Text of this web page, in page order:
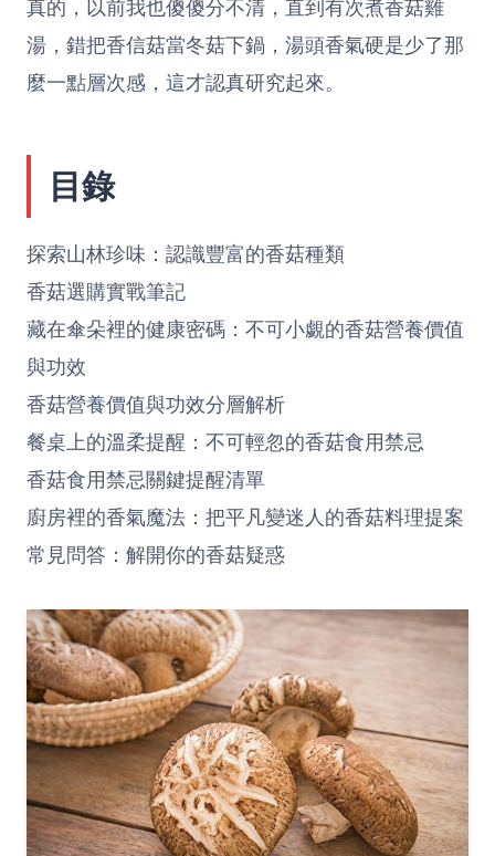
真的，以前我也傻傻分不清，直到有次煮香菇雞
湯，錯把香信菇當冬菇下鍋，湯頭香氣硬是少了那
麼一點層次感，這才認真研究起來。
目錄
探索山林珍味：認識豐富的香菇種類
香菇選購實戰筆記
藏在傘朵裡的健康密碼：不可小覷的香菇營養價值
與功效
香菇營養價值與功效分層解析
餐桌上的溫柔提醒：不可輕忽的香菇食用禁忌
香菇食用禁忌關鍵提醒清單
廚房裡的香氣魔法：把平凡變迷人的香菇料理提案
常見問答：解開你的香菇疑惑